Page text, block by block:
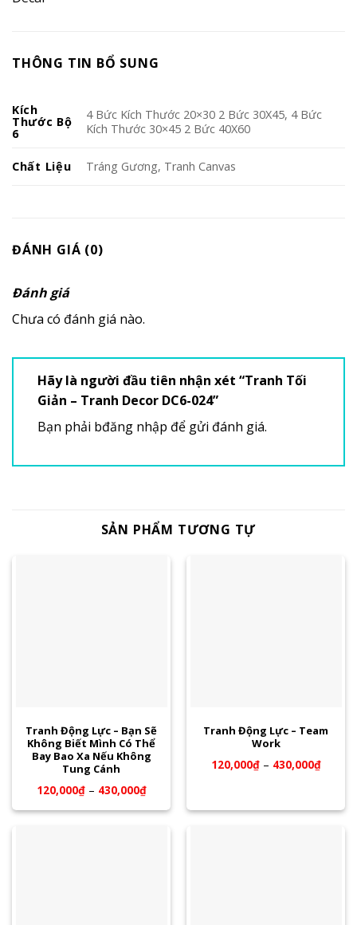
THÔNG TIN BỔ SUNG
Kích
Thước Bộ
6
4 Bức Kích Thước 20×30 2 Bức 30X45, 4 Bức
Kích Thước 30×45 2 Bức 40X60
Chất Liệu Tráng Gương, Tranh Canvas
ĐÁNH GIÁ (0)
Đánh giá
Chưa có đánh giá nào.
Hãy là người đầu tiên nhận xét “Tranh Tối
Giản – Tranh Decor DC6-024”
Bạn phải bđăng nhập để gửi đánh giá.
SẢN PHẨM TƯƠNG TỰ
Tranh Động Lực – Bạn Sẽ
Không Biết Mình Có Thể
Bay Bao Xa Nếu Không
Tung Cánh
120,000₫– 430,000₫
Tranh Động Lực – Team
Work
120,000₫– 430,000₫